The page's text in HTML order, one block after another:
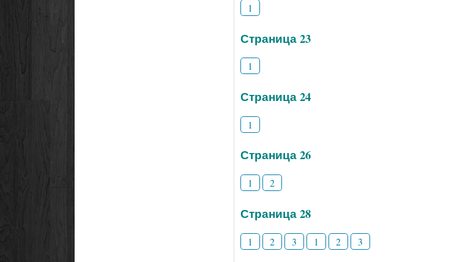
1
Страница 23
1
Страница 24
1
Страница 26
1 2
Страница 28
1 2 3 1 2 3